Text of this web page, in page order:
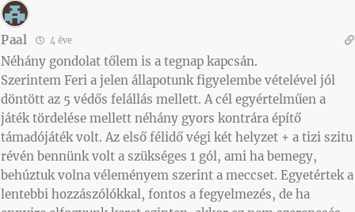
Paal 4 éve
Néhány gondolat tőlem is a tegnap kapcsán.
Szerintem Feri a jelen állapotunk figyelembe vételével jól
döntött az 5 védős felállás mellett. A cél egyértelműen a
játék tördelése mellett néhány gyors kontrára építő
támadójáték volt. Az első félidő végi két helyzet + a tizi szitu
révén bennünk volt a szükséges 1 gól, ami ha bemegy,
behúztuk volna véleményem szerint a meccset. Egyetértek a
lentebbi hozzászólókkal, fontos a fegyelmezés, de ha